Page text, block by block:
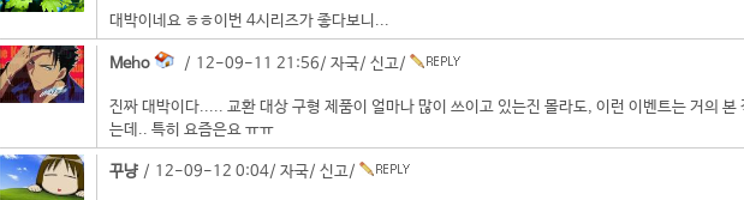
대박이네요 ㅎㅎ이번 4시리즈가 좋다보니...
Meho / 12-09-11 21:56/ 자국/ 신고/
진짜 대박이다..... 교환 대상 구형 제품이 얼마나 많이 쓰이고 있는진 몰라도, 이런 이벤트는 거의 본
는데.. 특히 요즘은요 ㅠㅠ
꾸냥 / 12-09-12 0:04/ 자국/ 신고/